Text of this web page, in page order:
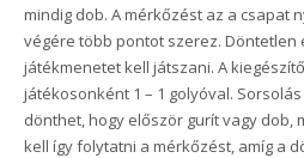
mindig dob. A mérkőzést az a csapat
végére több pontot szerez. Döntetlen
játékmenetet kell játszani. A
játékosonként 1 – 1 golyóval.
dönthet, hogy először gurít vagy dob,
kell így folytatni a mérkőzést, amíg a